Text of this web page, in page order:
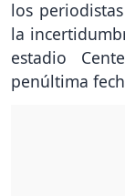
los
la
estadio
penúltima